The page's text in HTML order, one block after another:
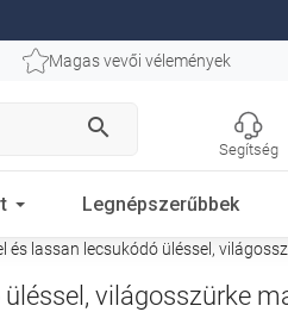
Magas vevői vélemények
search
Segítség
Legnépszerűbbek
és lassan lecsukódó üléssel,
üléssel, világosszürke